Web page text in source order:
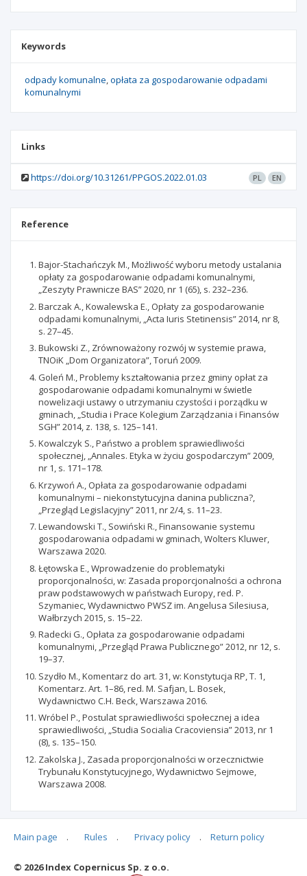
Keywords
odpady komunalne opłata za gospodarowanie odpadami
komunalnymi
Links
https://doi.org/10.31261/PPGOS.2022.01.03 PL EN
Reference
Bajor-Stachańczyk M., Możliwość wyboru metody ustalania
opłaty za gospodarowanie odpadami komunalnymi,
„Zeszyty Prawnicze BAS” 2020, nr 1 (65), s. 232–236.
Barczak A., Kowalewska E., Opłaty za gospodarowanie
odpadami komunalnymi, „Acta Iuris Stetinensis” 2014, nr 8,
s. 27–45.
Bukowski Z., Zrównoważony rozwój w systemie prawa,
TNOiK „Dom Organizatora”, Toruń 2009.
Goleń M., Problemy kształtowania przez gminy opłat za
gospodarowanie odpadami komunalnymi w świetle
nowelizacji ustawy o utrzymaniu czystości i porządku w
gminach, „Studia i Prace Kolegium Zarządzania i Finansów
SGH” 2014, z. 138, s. 125–141.
Kowalczyk S., Państwo a problem sprawiedliwości
społecznej, „Annales. Etyka w życiu gospodarczym” 2009,
nr 1, s. 171–178.
Krzywoń A., Opłata za gospodarowanie odpadami
komunalnymi – niekonstytucyjna danina publiczna?,
„Przegląd Legislacyjny” 2011, nr 2/4, s. 11–23.
Lewandowski T., Sowiński R., Finansowanie systemu
gospodarowania odpadami w gminach, Wolters Kluwer,
Warszawa 2020.
Łętowska E., Wprowadzenie do problematyki
proporcjonalności, w: Zasada proporcjonalności a ochrona
praw podstawowych w państwach Europy, red. P.
Szymaniec, Wydawnictwo PWSZ im. Angelusa Silesiusa,
Wałbrzych 2015, s. 15–22.
Radecki G., Opłata za gospodarowanie odpadami
komunalnymi, „Przegląd Prawa Publicznego” 2012, nr 12, s.
19–37.
Szydło M., Komentarz do art. 31, w: Konstytucja RP, T. 1,
Komentarz. Art. 1–86, red. M. Safjan, L. Bosek,
Wydawnictwo C.H. Beck, Warszawa 2016.
Wróbel P., Postulat sprawiedliwości społecznej a idea
sprawiedliwości, „Studia Socialia Cracoviensia” 2013, nr 1
(8), s. 135–150.
Zakolska J., Zasada proporcjonalności w orzecznictwie
Trybunału Konstytucyjnego, Wydawnictwo Sejmowe,
Warszawa 2008.
Articles quoting
Main page . Rules . Privacy policy . Return policy
© 2026 Index Copernicus Sp. z o.o.